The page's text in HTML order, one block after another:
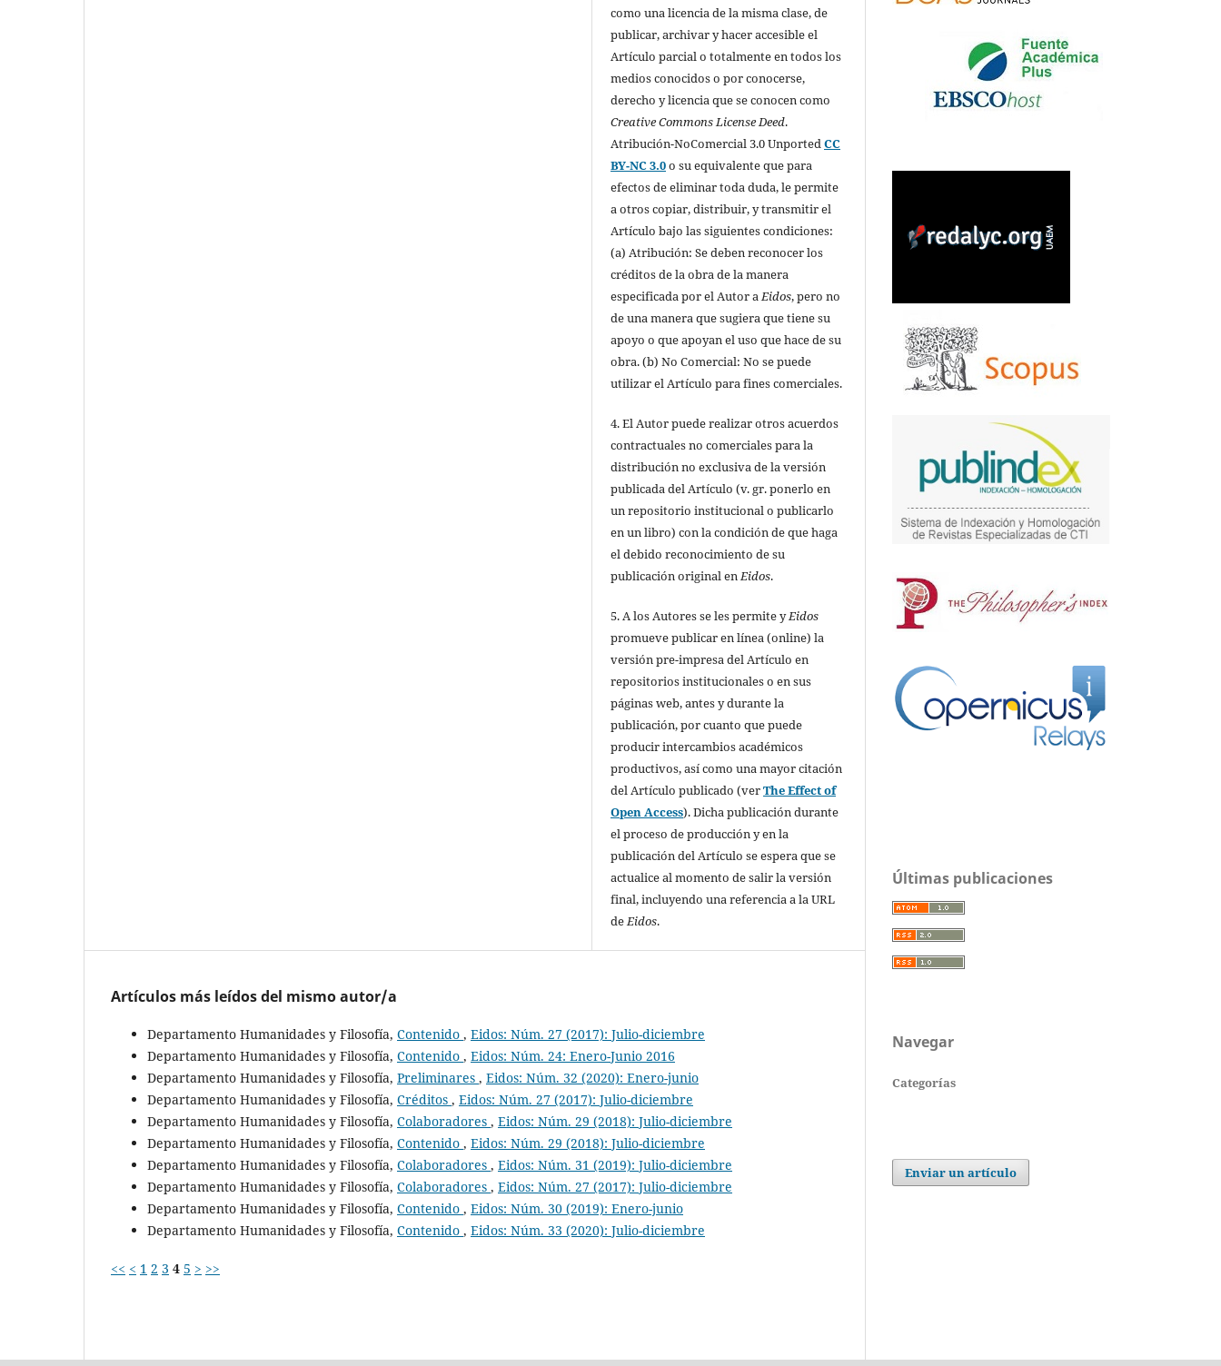
como una licencia de la misma clase, de
publicar, archivar y hacer accesible el
Artículo parcial o totalmente en todos los
medios conocidos o por conocerse,
derecho y licencia que se conocen como
Creative Commons License Deed.
Atribución-NoComercial 3.0 UnportedCC
BY-NC 3.0o su equivalente que para
efectos de eliminar toda duda, le permite
a otros copiar, distribuir, y transmitir el
Artículo bajo las siguientes condiciones:
(a) Atribución: Se deben reconocer los
créditos de la obra de la manera
especificada por el Autor aEidos, pero no
de una manera que sugiera que tiene su
apoyo o que apoyan el uso que hace de su
obra. (b) No Comercial: No se puede
utilizar el Artículo para fines comerciales.
4. El Autor puede realizar otros acuerdos
contractuales no comerciales para la
distribución no exclusiva de la versión
publicada del Artículo (v. gr. ponerlo en
un repositorio institucional o publicarlo
en un libro) con la condición de que haga
el debido reconocimiento de su
publicación original enEidos.
5. A los Autores se les permite yEidos
promueve publicar en línea (online) la
versión pre-impresa del Artículo en
repositorios institucionales o en sus
páginas web, antes y durante la
publicación, por cuanto que puede
producir intercambios académicos
productivos, así como una mayor citación
del Artículo publicado (verThe Effect of
Open Access). Dicha publicación durante
el proceso de producción y en la
publicación del Artículo se espera que se
actualice al momento de salir la versión
final, incluyendo una referencia a la URL
deEidos.
Artículos más leídos del mismo autor/a
Departamento Humanidades y Filosofía, Contenido , Eidos: Núm. 27 (2017): Julio-diciembre
Departamento Humanidades y Filosofía, Contenido , Eidos: Núm. 24: Enero-Junio 2016
Departamento Humanidades y Filosofía, Preliminares , Eidos: Núm. 32 (2020): Enero-junio
Departamento Humanidades y Filosofía, Créditos , Eidos: Núm. 27 (2017): Julio-diciembre
Departamento Humanidades y Filosofía, Colaboradores , Eidos: Núm. 29 (2018): Julio-diciembre
Departamento Humanidades y Filosofía, Contenido , Eidos: Núm. 29 (2018): Julio-diciembre
Departamento Humanidades y Filosofía, Colaboradores , Eidos: Núm. 31 (2019): Julio-diciembre
Departamento Humanidades y Filosofía, Colaboradores , Eidos: Núm. 27 (2017): Julio-diciembre
Departamento Humanidades y Filosofía, Contenido , Eidos: Núm. 30 (2019): Enero-junio
Departamento Humanidades y Filosofía, Contenido , Eidos: Núm. 33 (2020): Julio-diciembre
<< < 1 2 3 4 5 > >>
Últimas publicaciones
Navegar
Categorías
Enviar un artículo